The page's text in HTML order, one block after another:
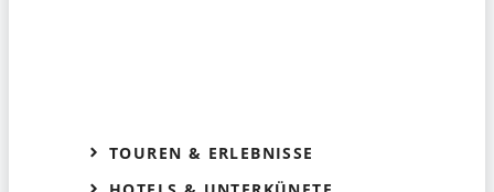
TOUREN & ERLEBNISSE